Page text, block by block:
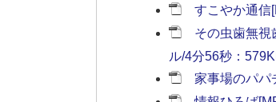
すこやか通信
その虫歯無視
ル/4分56秒：
家事場のパパ